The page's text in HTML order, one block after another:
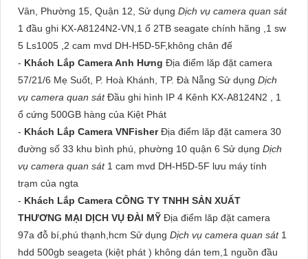
Vân, Phường 15, Quận 12, Sử dụng Dịch vụ camera quan sát
1 đầu ghi KX-A8124N2-VN,1 ổ 2TB seagate chính hãng ,1 sw
5 Ls1005 ,2 cam mvd DH-H5D-5F,không chân đế
- Khách Lắp Camera Anh Hưng Địa điểm lăp đặt camera
57/21/6 Mẹ Suốt, P. Hoà Khánh, TP. Đà Nẵng Sử dụng Dịch
vụ camera quan sátĐầu ghi hình IP 4 Kênh KX-A8124N2 , 1
ổ cứng 500GB hàng của Kiệt Phát
- Khách Lắp Camera VNFisherĐịa điểm lăp đặt camera 30
đường số 33 khu bình phú, phường 10 quận 6 Sử dụng Dịch
vụ camera quan sát 1 cam mvd DH-H5D-5F lưu máy tính
trạm của ngta
- Khách Lắp Camera CÔNG TY TNHH SẢN XUẤT
THƯƠNG MẠI DỊCH VỤ ĐÀI MỸ Địa điểm lăp đặt camera
97a đỗ bí,phú thạnh,hcm Sử dụng Dịch vụ camera quan sát 1
hdd 500gb seageta (kiệt phát ) không dán tem,1 nguồn đầu